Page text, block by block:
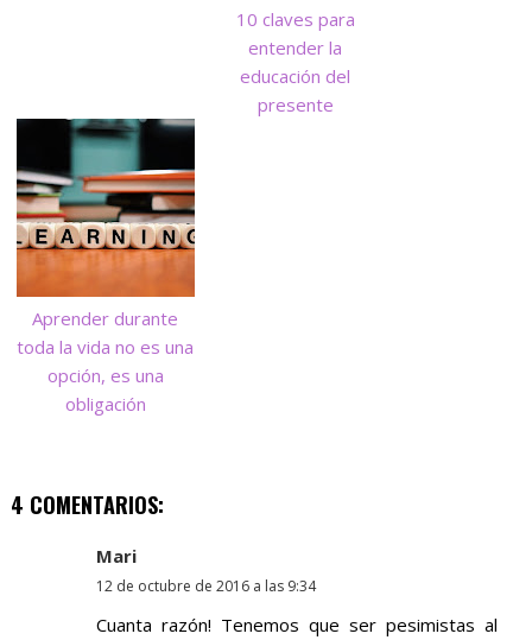
10 claves para
entender la
educación del
presente
Aprender durante
toda la vida no es una
opción, es una
obligación
4 COMENTARIOS:
Mari
12 de octubre de 2016 a las 9:34
Cuanta razón! Tenemos que ser pesimistas al